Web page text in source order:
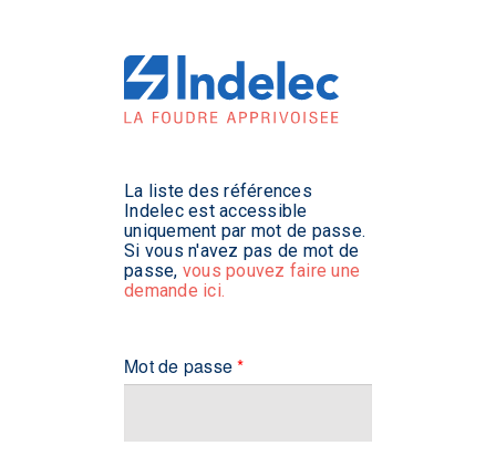
La liste des références
Indelec est accessible
uniquement par mot de passe.
Si vous n'avez pas de mot de
passe, vous pouvez faire une
demande ici.
Mot de passe*